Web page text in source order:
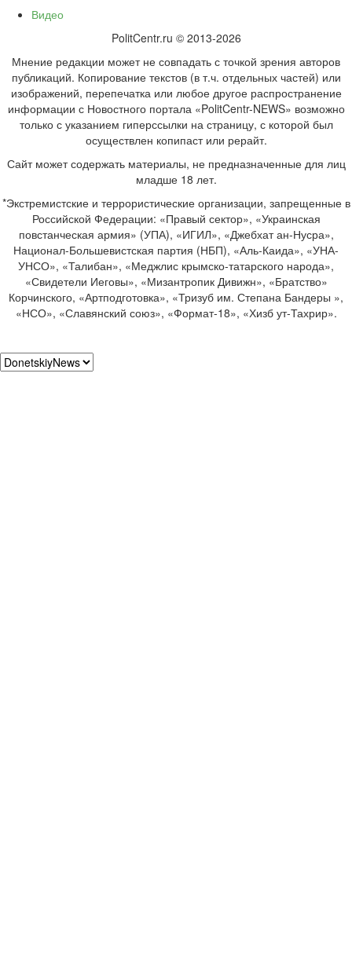
Видео
PolitCentr.ru © 2013-2026
Мнение редакции может не совпадать с точкой зрения авторов
публикаций. Копирование текстов (в т.ч. отдельных частей) или
изображений, перепечатка или любое другое распространение
информации с Новостного портала «PolitCentr-NEWS» возможно
только с указанием гиперссылки на страницу, с которой был
осуществлен копипаст или рерайт.
Сайт может содержать материалы, не предназначенные для лиц
младше 18 лет.
*Экстремистские и террористические организации, запрещенные в
Российской Федерации: «Правый сектор», «Украинская
повстанческая армия» (УПА), «ИГИЛ», «Джебхат ан-Нусра»,
Национал-Большевистская партия (НБП), «Аль-Каида», «УНА-
УНСО», «Талибан», «Меджлис крымско-татарского народа»,
«Свидетели Иеговы», «Мизантропик Дивижн», «Братство»
Корчинского, «Артподготовка», «Тризуб им. Степана Бандеры »,
«НСО», «Славянский союз», «Формат-18», «Хизб ут-Тахрир».